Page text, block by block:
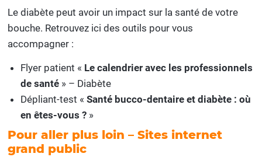
Le diabète peut avoir un impact sur la santé de votre
bouche. Retrouvez ici des outils pour vous
accompagner :
Flyer patient « Le calendrier avec les professionnels
de santé » – Diabète
Dépliant-test «Santé bucco-dentaire et diabète : où
en êtes-vous ? »
Pour aller plus loin – Sites internet
grand public